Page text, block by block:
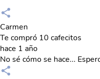
Carmen
Te compró 10 cafecitos
hace 1 año
No sé cómo se hace...